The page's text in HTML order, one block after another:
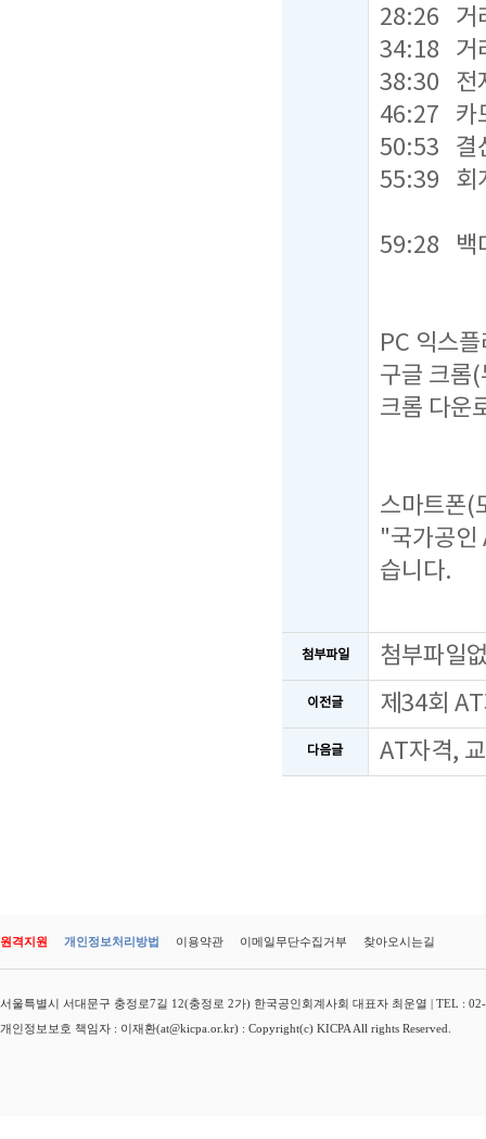
28:26 거
34:18 거
38:30 전
46:27 카
50:53 결
55:39 회
59:28 백
PC 익스
구글 크롬
크롬 다운
스마트폰(
"국가공인
습니다.
첨부파일 첨부파일
이전글 제34회
다음글 AT자격,
원격지원 개인정보처리방법 이용약관 이메일무단수집거부 찾아오시는길
서울특별시 서대문구 충정로7길 12(충정로 2가) 한국공인회계사회 대표자 최운열 | TEL :
개인정보보호 책임자 : 이재환(at@kicpa.or.kr) : Copyright(c) KICPA All rights Reserved.